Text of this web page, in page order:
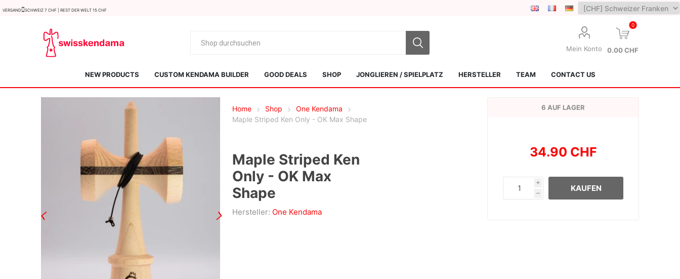
Versand Schweiz 7 CHF | Rest der Welt 15 CHF
Mein Konto
0
0.00 CHF
NEW PRODUCTS CUSTOM KENDAMA BUILDER GOOD DEALS SHOP JONGLIEREN / SPIELPLATZ HERSTELLER
KROM Sol Kendamas Grain Theory
OKendama
TEAM CONTACT US
Home Shop
One Kendama
Maple Striped Ken Only - OK Max Shape
Maple Striped Ken
Only - OK Max
Shape
Hersteller: One Kendama
6 AUF LAGER
34.90 CHF
i
h
KAUFEN